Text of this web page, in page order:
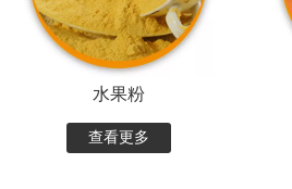
水果粉
查看更多